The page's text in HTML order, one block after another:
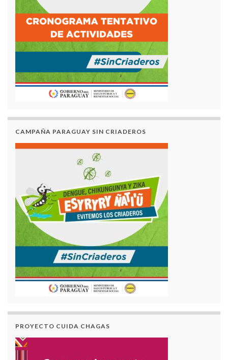
CAMPAÑA PARAGUAY SIN CRIADEROS
PROYECTO CUIDA CHAGAS